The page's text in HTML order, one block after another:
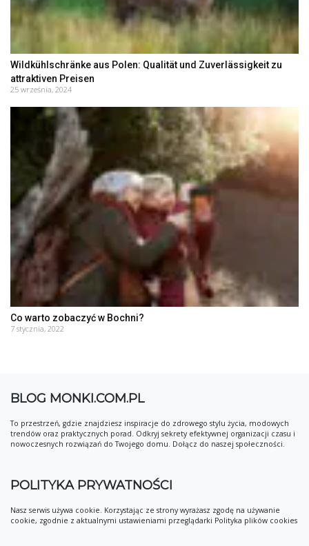
Wildkühlschränke aus Polen: Qualität und Zuverlässigkeit zu
attraktiven Preisen
25 września, 2024
Co warto zobaczyć w Bochni?
7 stycznia, 2022
BLOG MONKI.COM.PL
To przestrzeń, gdzie znajdziesz inspiracje do zdrowego stylu życia, modowych
trendów oraz praktycznych porad. Odkryj sekrety efektywnej organizacji czasu i
nowoczesnych rozwiązań do Twojego domu. Dołącz do naszej społeczności.
POLITYKA PRYWATNOŚCI
Nasz serwis używa cookie. Korzystając ze strony wyrażasz zgodę na używanie
cookie, zgodnie z aktualnymi ustawieniami przeglądarki Polityka plików cookies